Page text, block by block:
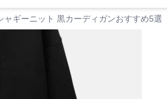
ャギーニット 黒カーディガンおすすめ5選